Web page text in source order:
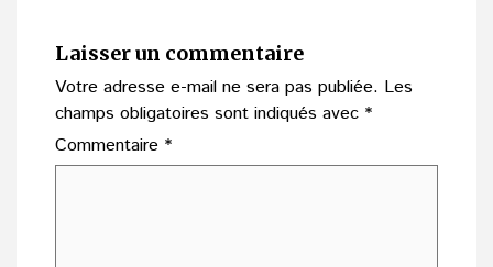
Laisser un commentaire
Votre adresse e-mail ne sera pas publiée. Les
champs obligatoires sont indiqués avec *
Commentaire *